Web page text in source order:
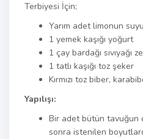
Terbiyesi İçin;
Yarım adet limonun suyu
1 yemek kaşığı yoğurt
1 çay bardağı sıvıyağı
1 tatlı kaşığı toz şeker
Kırmızı toz biber,
Yapılışı:
Bir adet bütün tavuğun
sonra istenilen